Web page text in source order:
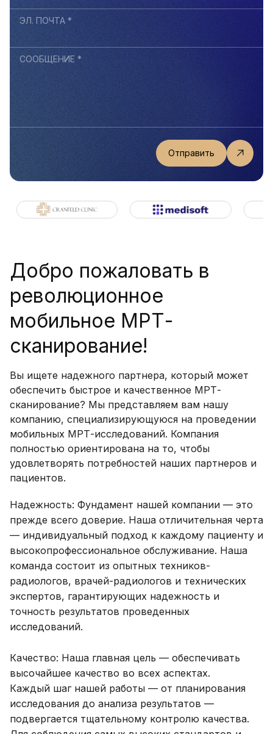
ЭЛ. ПОЧТА *
СООБЩЕНИЕ *
Добро пожаловать в
революционное
мобильное МРТ-
сканирование!
Вы ищете надежного партнера, который может
обеспечить быстрое и качественное МРТ-
сканирование? Мы представляем вам нашу
компанию, специализирующуюся на проведении
мобильных МРТ-исследований. Компания
полностью ориентирована на то, чтобы
удовлетворять потребностей наших партнеров и
пациентов.
Надежность: Фундамент нашей компании — это
прежде всего доверие. Наша отличительная черта
— индивидуальный подход к каждому пациенту и
высокопрофессиональное обслуживание. Наша
команда состоит из опытных техников-
радиологов, врачей-радиологов и технических
экспертов, гарантирующих надежность и
точность результатов проведенных
исследований.
Качество: Наша главная цель — обеспечивать
высочайшее качество во всех аспектах.
Каждый шаг нашей работы — от планирования
исследования до анализа результатов —
подвергается тщательному контролю качества.